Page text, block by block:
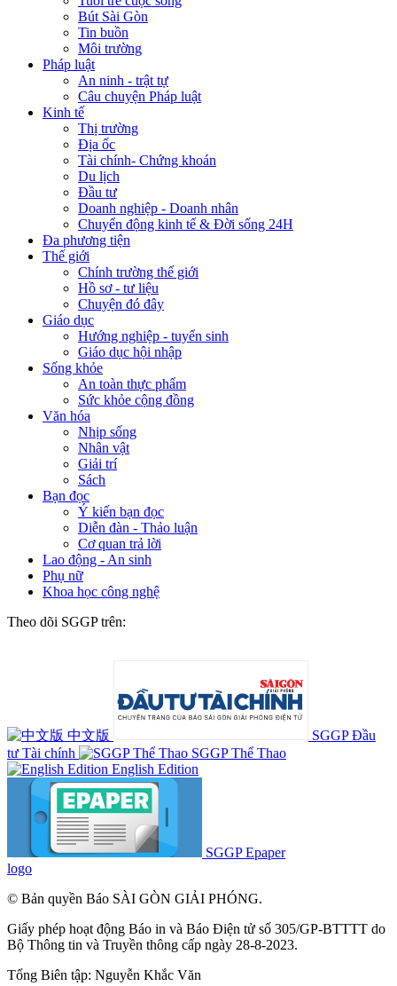
Bút Sài Gòn
Tin buồn
Môi trường
Pháp luật
An ninh - trật tự
Câu chuyện Pháp luật
Kinh tế
Thị trường
Địa ốc
Tài chính- Chứng khoán
Du lịch
Đầu tư
Doanh nghiệp - Doanh nhân
Chuyển động kinh tế & Đời sống 24H
Đa phương tiện
Thế giới
Chính trường thế giới
Hồ sơ - tư liệu
Chuyện đó đây
Giáo dục
Hướng nghiệp - tuyển sinh
Giáo dục hội nhập
Sống khỏe
An toàn thực phẩm
Sức khỏe cộng đồng
Văn hóa
Nhịp sống
Nhân vật
Giải trí
Sách
Bạn đọc
Ý kiến bạn đọc
Diễn đàn - Thảo luận
Cơ quan trả lời
Lao động - An sinh
Phụ nữ
Khoa học công nghệ
Theo dõi SGGP trên:
中文版
SGGP Đầu
tư Tài chính
SGGP Thể Thao
English Edition
SGGP Epaper
logo
© Bản quyền Báo SÀI GÒN GIẢI PHÓNG.
Giấy phép hoạt động Báo in và Báo Điện tử số 305/GP-BTTTT do
Bộ Thông tin và Truyền thông cấp ngày 28-8-2023.
Tổng Biên tập: Nguyễn Khắc Văn